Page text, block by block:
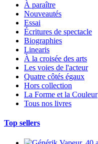
À paraître
Nouveautés
Essai
Écritures de spectacle
Biographies
Linearis
À la croisée des arts
Les voies de l'acteur
Quatre côtés égaux
Hors collection
La Forme et la Couleur
Tous nos livres
Top sellers